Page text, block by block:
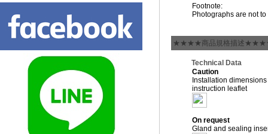
Footnote:
Photographs are not
★★★★商品規格描述
Technical Data
Caution
Installation
instruction leaflet
On request
Gland and sealing